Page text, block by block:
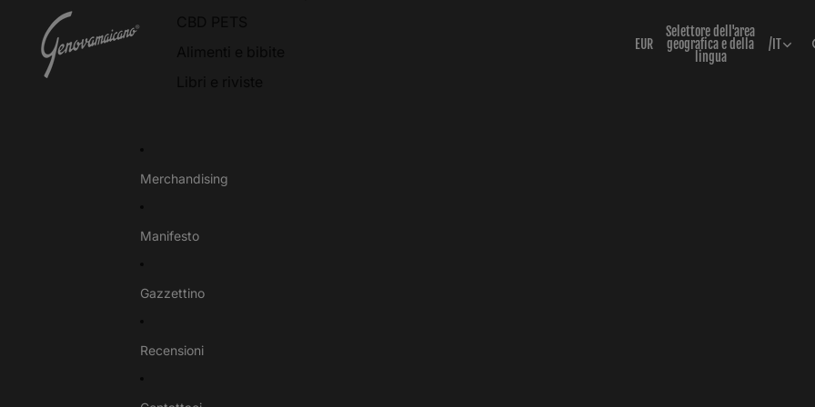
Merchandising
Manifesto
Gazzettino
Recensioni
EUR
Selettore dell'area
geografica e della
lingua
/IT